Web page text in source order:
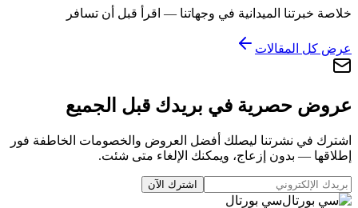
خلاصة خبرتنا الميدانية في وجهاتنا — اقرأ قبل أن تسافر
عرض كل المقالات
عروض حصرية في بريدك قبل الجميع
اشترك في نشرتنا ليصلك أفضل العروض والخصومات الخاطفة فور
إطلاقها — بدون إزعاج، ويمكنك الإلغاء متى شئت.
اشترك الآن
سي بورتال